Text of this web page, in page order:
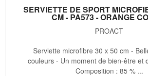
SERVIETTE DE SPORT
CM - PA573 - ORANGE
PROACT
Serviette microfibre 30 x 50 cm -
couleurs - Un moment de bien-être et
Composition : 85 % ...